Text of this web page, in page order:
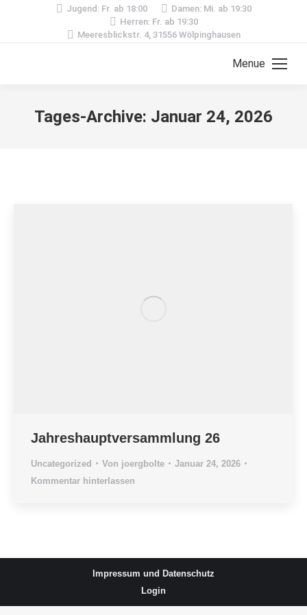
Jugend: Fr. ab 18:00
Damen: Mi. ab 19:30
Herren: Fr. ab 19:30
Meeresblickstr. 4, 31556 Wölpinghausen
Menue
Tages-Archive: Januar 24, 2026
Jahreshauptversammlung 26
Uncategorized Von joergbolte
Januar 24, 2026
Kommentar hinterlassen
Impressum und Datenschutz
Login